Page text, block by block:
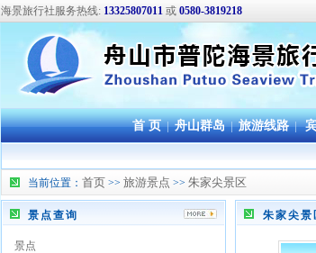
海景旅行社服务热线: 13325807011 或 0580-3819218
首 页 | 舟山群岛 | 旅游线路 |
当前位置： 首页 >> 旅游景点 >> 朱家尖景区
景点查询
景点
朱家尖景